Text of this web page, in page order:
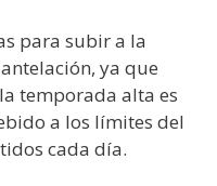
para subir a la
ya que
temporada alta es
a los límites del
cada día.